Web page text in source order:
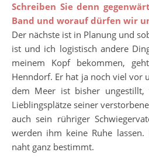
Schreiben Sie denn
Band und worauf dürfen wir
Der nächste ist in Planung und
ist und ich logistisch andere
meinem Kopf bekommen,
Henndorf. Er hat ja noch viel vor
dem Meer ist bisher
Lieblingsplätze seiner
auch sein rühriger
werden ihm keine Ruhe lassen.
naht ganz bestimmt.